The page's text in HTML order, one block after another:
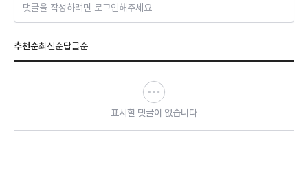
댓글을 작성하려면 로그인해주세요
추천순최신순답글순
표시할 댓글이 없습니다